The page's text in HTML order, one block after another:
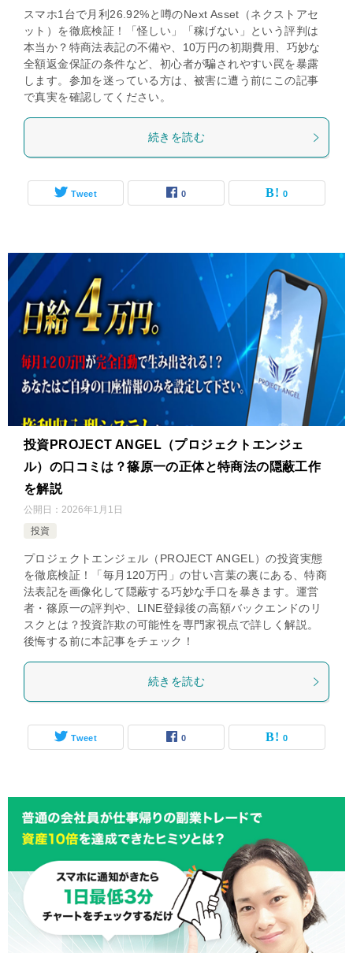
スマホ1台で月利26.92%と噂のNext Asset（ネクストアセ
ット）を徹底検証！「怪しい」「稼げない」という評判は
本当か？特商法表記の不備や、10万円の初期費用、巧妙な
全額返金保証の条件など、初心者が騙されやすい罠を暴露
します。参加を迷っている方は、被害に遭う前にこの記事
で真実を確認してください。
続きを読む
Tweet 0 0
投資PROJECT ANGEL（プロジェクトエンジェ
ル）の口コミは？篠原一の正体と特商法の隠蔽工作
を解説
公開日： 2026年1月1日
投資
プロジェクトエンジェル（PROJECT ANGEL）の投資実態
を徹底検証！「毎月120万円」の甘い言葉の裏にある、特商
法表記を画像化して隠蔽する巧妙な手口を暴きます。運営
者・篠原一の評判や、LINE登録後の高額バックエンドのリ
スクとは？投資詐欺の可能性を専門家視点で詳しく解説。
後悔する前に本記事をチェック！
続きを読む
Tweet 0 0